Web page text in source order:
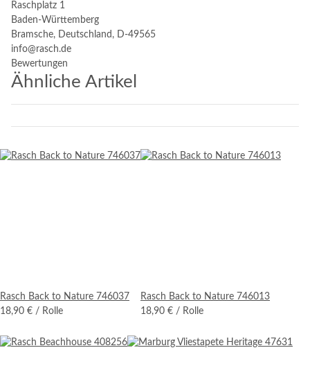
Raschplatz 1
Baden-Württemberg
Bramsche, Deutschland, D-49565
info@rasch.de
Bewertungen
Ähnliche Artikel
Rasch Back to Nature 746037
18,90 € / Rolle
Rasch Back to Nature 746013
18,90 € / Rolle